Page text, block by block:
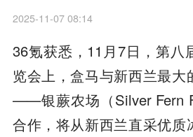
2025-11-07 08:14
36氪获悉，11月7日，第八
览会上，盒马与新西兰最大
——银蕨农场（Silver Fern
合作，将从新西兰直采优质